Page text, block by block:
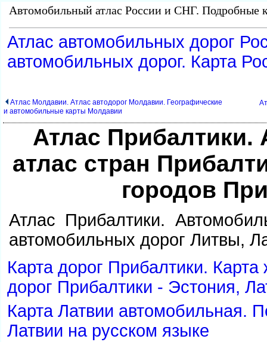
Автомобильный атлас России и СНГ. Подробные
Атлас автомобильных дорог
автомобильных дорог. Карта
Атлас Молдавии. Атлас автодорог Молдавии. Географические
и автомобильные карты Молдавии
Атлас
атлас стран
ородов
Атлас Прибалтики.
автомобильных дорог Литвы,
Карта дорог Прибалтики.
дорог Прибалтики - Эстония,
Карта Латвии автомобильная.
Латвии на русском языке